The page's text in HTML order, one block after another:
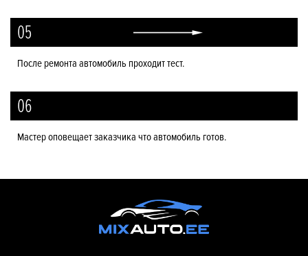
05
После ремонта автомобиль проходит тест.
06
Мастер оповещает заказчика что автомобиль готов.